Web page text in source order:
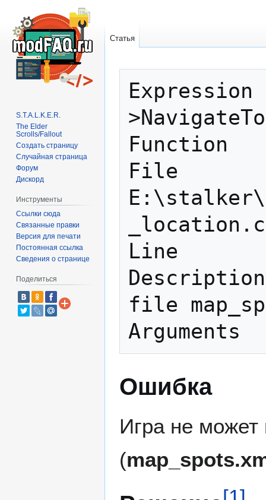
навигации
поиску
Function
File
Line
file
Ошибка
Игра не
(
Статья
S.T.A.L.K.E.R.
The Elder
Scrolls/Fallout
Создать страницу
Случайная страница
Форум
Дискорд
Инструменты
Ссылки сюда
Связанные правки
Версия для печати
Постоянная ссылка
Сведения о странице
Поделиться